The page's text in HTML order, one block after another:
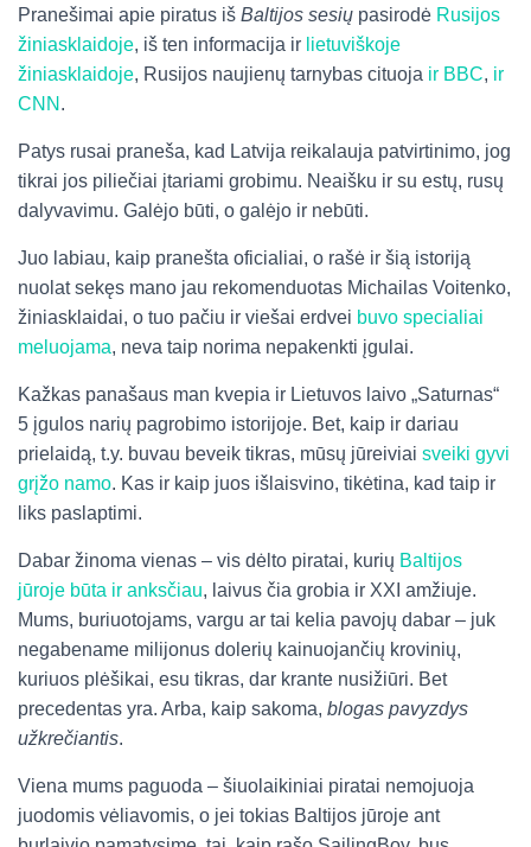
Pranešimai apie piratus iš Baltijos sesių pasirodė Rusijos
žiniasklaidoje, iš ten informacija ir lietuviškoje
žiniasklaidoje, Rusijos naujienų tarnybas cituoja ir BBC, ir
CNN .
Patys rusai praneša, kad Latvija reikalauja patvirtinimo, jog
tikrai jos piliečiai įtariami grobimu. Neaišku ir su estų, rusų
dalyvavimu. Galėjo būti, o galėjo ir nebūti.
Juo labiau, kaip pranešta oficialiai, o rašė ir šią istoriją
nuolat sekęs mano jau rekomenduotas Michailas Voitenko,
žiniasklaidai, o tuo pačiu ir viešai erdvei buvo specialiai
meluojama, neva taip norima nepakenkti įgulai.
Kažkas panašaus man kvepia ir Lietuvos laivo „Saturnas“
5 įgulos narių pagrobimo istorijoje. Bet, kaip ir dariau
prielaidą, t.y. buvau beveik tikras, mūsų jūreiviai sveiki gyvi
grįžo namo. Kas ir kaip juos išlaisvino, tikėtina, kad taip ir
liks paslaptimi.
Dabar žinoma vienas – vis dėlto piratai, kurių Baltijos
jūroje būta ir anksčiau, laivus čia grobia ir XXI amžiuje.
Mums, buriuotojams, vargu ar tai kelia pavojų dabar – juk
negabename milijonus dolerių kainuojančių krovinių,
kuriuos plėšikai, esu tikras, dar krante nusižiūri. Bet
precedentas yra. Arba, kaip sakoma, blogas pavyzdys
užkrečiantis.
Viena mums paguoda – šiuolaikiniai piratai nemojuoja
juodomis vėliavomis, o jei tokias Baltijos jūroje ant